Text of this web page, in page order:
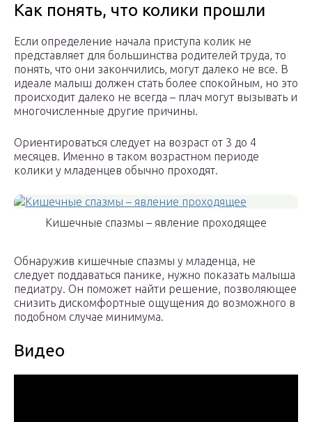
Как понять, что колики прошли
Если определение начала приступа колик не
представляет для большинства родителей труда, то
понять, что они закончились, могут далеко не все. В
идеале малыш должен стать более спокойным, но это
происходит далеко не всегда – плач могут вызывать и
многочисленные другие причины.
Ориентироваться следует на возраст от 3 до 4
месяцев. Именно в таком возрастном периоде
колики у младенцев обычно проходят.
Кишечные спазмы – явление проходящее
Обнаружив кишечные спазмы у младенца, не
следует поддаваться панике, нужно показать малыша
педиатру. Он поможет найти решение, позволяющее
снизить дискомфортные ощущения до возможного в
подобном случае минимума.
Видео